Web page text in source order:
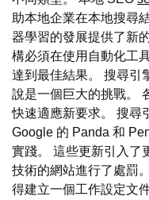
助本地企業在本地搜尋
器學習的發展提供了新
構必須在使用自動化工
達到最佳結果。 搜尋引
說是一個巨大的挑戰。
快速適應新要求。 搜尋
Google 的 Panda 和
實踐。 這些更新引入了
技術的網站進行了處罰
得建立一個工作設定文